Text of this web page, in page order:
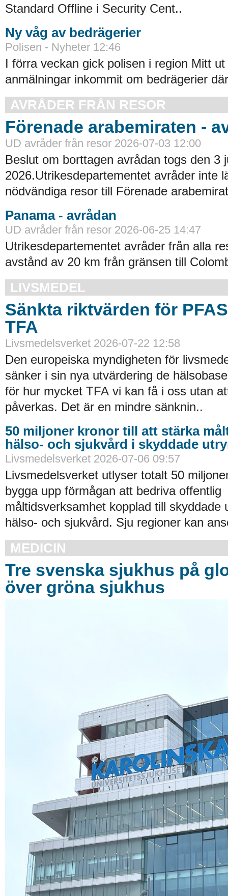
Standard Offline i Security Cent..
Ny våg av bedrägerier
Polisen - Nyheter 12:46
I förra veckan gick polisen i region Mitt
anmälningar inkommit om bedrägerier
AVRÅDER FRÅN RESOR
Förenade arabemiraten -
UD avråder från resor 2026-07-03 12:00
Beslut om borttagen avrådan togs den 3
2026.Utrikesdepartementet avråder inte
nödvändiga resor till Förenade
Panama - avrådan
UD avråder från resor 2026-06-25 14:47
Utrikesdepartementet avråder från alla
avstånd av 20 km från gränsen till
LIVSMEDEL
Sänkta riktvärden för
TFA
Livsmedelsverket 2026-07-22 12:58
Den europeiska myndigheten för
sänker i sin nya utvärdering de
för hur mycket TFA vi kan få i oss utan
påverkas. Det är en mindre sänknin..
50 miljoner kronor till att stärka
hälso- och sjukvård i skyddade
Livsmedelsverket 2026-07-06 09:57
Livsmedelsverket utlyser totalt 50
bygga upp förmågan att bedriva offentlig
måltidsverksamhet kopplad till skyddade
hälso- och sjukvård. Sju regioner kan
MEDICIN
Tre svenska sjukhus på
över gröna sjukhus